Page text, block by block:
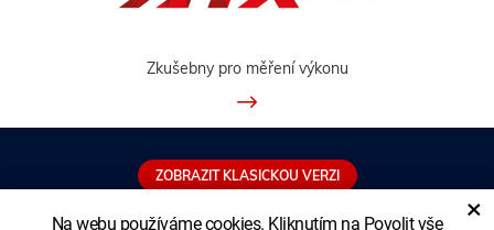
Na webu používáme cookies. Kliknutím na Povolit vše ×
Zkušebny pro měření výkonu
ZOBRAZIT KLASICKOU VERZI